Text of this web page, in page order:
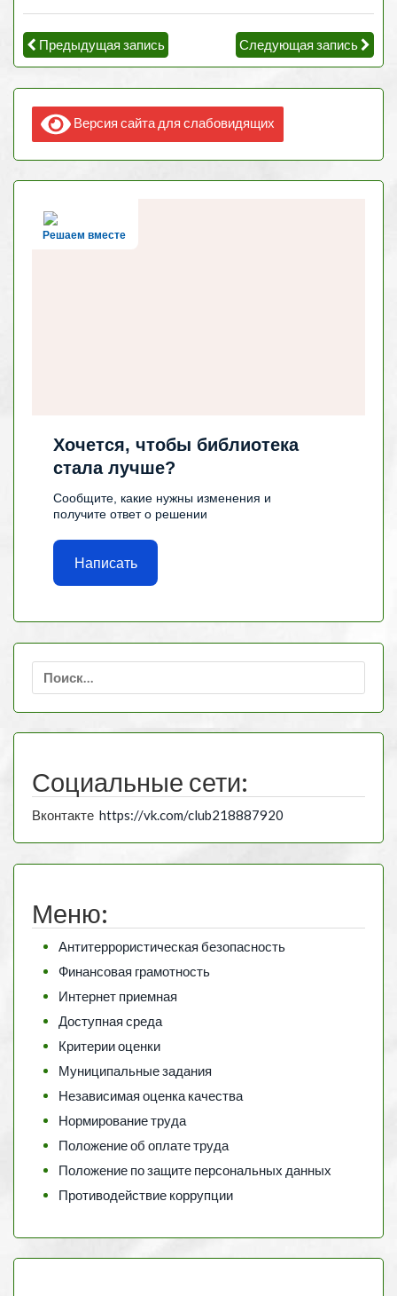
Предыдущая запись Следующая запись
Версия сайта для слабовидящих
Решаем вместе
Хочется, чтобы библиотека
стала лучше?
Сообщите, какие нужны изменения и
получите ответ о решении
Написать
Социальные сети:
Вконтакте https://vk.com/club218887920
Меню:
Антитеррористическая безопасность
Финансовая грамотность
Интернет приемная
Доступная среда
Критерии оценки
Муниципальные задания
Независимая оценка качества
Нормирование труда
Положение об оплате труда
Положение по защите персональных данных
Противодействие коррупции